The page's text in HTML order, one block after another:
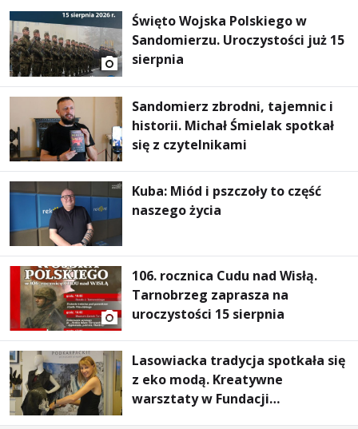
Święto Wojska Polskiego w
Sandomierzu. Uroczystości już 15
sierpnia
Sandomierz zbrodni, tajemnic i
historii. Michał Śmielak spotkał
się z czytelnikami
Kuba: Miód i pszczoły to część
naszego życia
106. rocznica Cudu nad Wisłą.
Tarnobrzeg zaprasza na
uroczystości 15 sierpnia
Lasowiacka tradycja spotkała się
z eko modą. Kreatywne
warsztaty w Fundacji